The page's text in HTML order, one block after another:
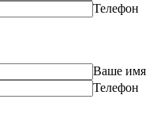
Телефон
Ваше имя
Телефон